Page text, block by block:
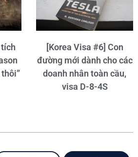
tích
[Korea Visa #6] Con
đường mới dành cho các
doanh nhân toàn cầu,
visa D-8-4S